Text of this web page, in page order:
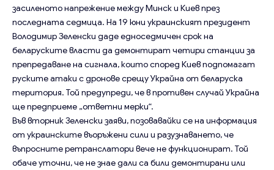
засиленото напрежение между Минск и Киев през
последната седмица. На 19 юни украинският президент
Володимир Зеленски даде едноседмичен срок на
беларуските власти да демонтират четири станции за
препредаване на сигнала, които според Киев подпомагат
руските атаки с дронове срещу Украйна от беларуска
територия. Той предупреди, че в противен случай Украйна
ще предприеме „ответни мерки“.
Във вторник Зеленски заяви, позовавайки се на информация
от украинските въоръжени сили и разузнаването, че
въпросните ретранслатори вече не функционират. Той
обаче уточни, че не знае дали са били демонтирани или